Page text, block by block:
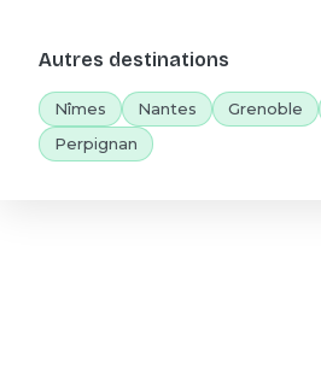
Autres destinations
Nîmes Nantes Grenoble
Perpignan